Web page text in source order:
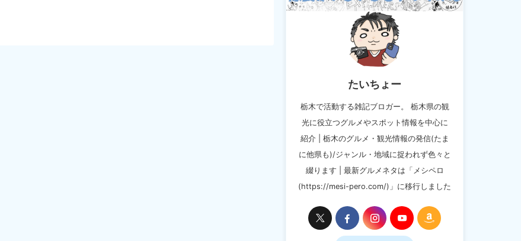
たいちょー
栃木で活動する雑記ブロガー。 栃木県の観
光に役立つグルメやスポット情報を中心に
紹介 | 栃木のグルメ・観光情報の発信(たま
に他県も)/ジャンル・地域に捉われず色々と
綴ります | 最新グルメネタは「メシペロ
(https://mesi-pero.com/)」に移行しました